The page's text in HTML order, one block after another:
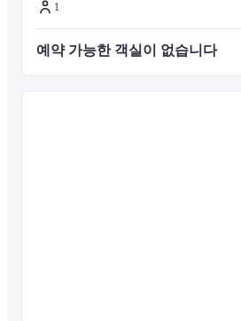
1
예약 가능한 객실이 없습니다